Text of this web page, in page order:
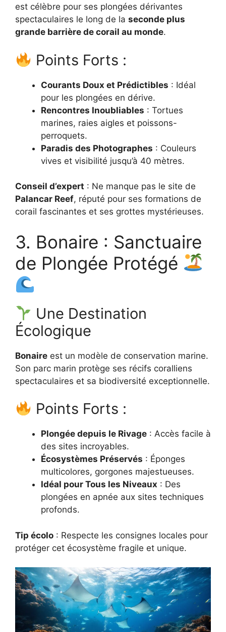
est célèbre pour ses plongées dérivantes
spectaculaires le long de la seconde plus
grande barrière de corail au monde.
Points Forts :
Courants Doux et Prédictibles : Idéal
pour les plongées en dérive.
Rencontres Inoubliables : Tortues
marines, raies aigles et poissons-
perroquets.
Paradis des Photographes : Couleurs
vives et visibilité jusqu’à 40 mètres.
Conseil d’expert : Ne manque pas le site de
Palancar Reef, réputé pour ses formations de
corail fascinantes et ses grottes mystérieuses.
3. Bonaire : Sanctuaire
de Plongée Protégé
Une Destination
Écologique
Bonaire est un modèle de conservation marine.
Son parc marin protège ses récifs coralliens
spectaculaires et sa biodiversité exceptionnelle.
Points Forts :
Plongée depuis le Rivage : Accès facile à
des sites incroyables.
Écosystèmes Préservés : Éponges
multicolores, gorgones majestueuses.
Idéal pour Tous les Niveaux : Des
plongées en apnée aux sites techniques
profonds.
Tip écolo : Respecte les consignes locales pour
protéger cet écosystème fragile et unique.